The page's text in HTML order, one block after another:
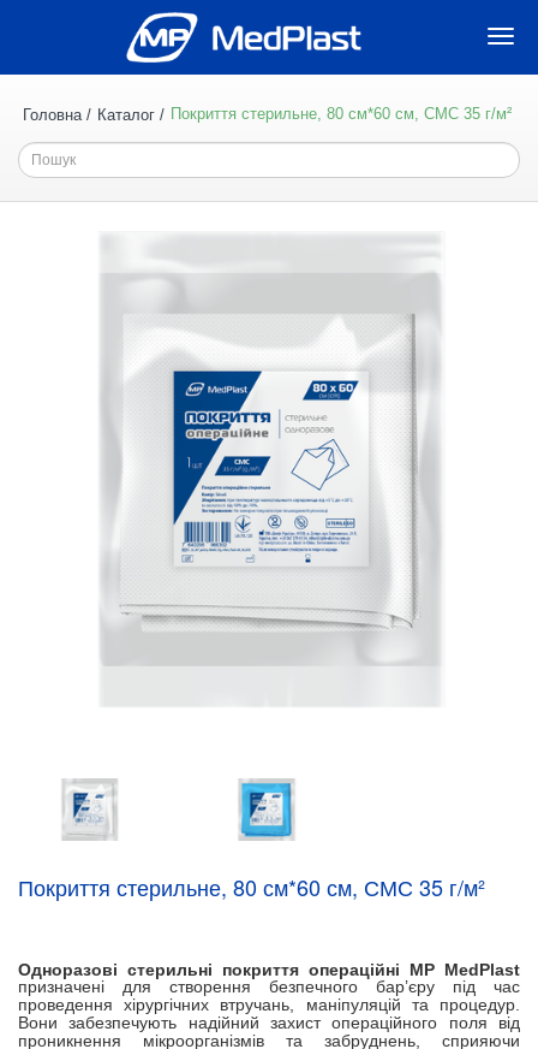
Головна Каталог Покриття стерильне, 80 см*60 см, СМС 35 г/м²
Пошук
Покриття стерильне, 80 см*60 см, СМС 35 г/м²
Одноразові стерильні покриття операційні МР MedPlast
призначені для створення безпечного бар’єру під час
проведення хірургічних втручань, маніпуляцій та процедур.
Вони забезпечують надійний захист операційного поля від
проникнення мікроорганізмів та забруднень, сприяючи